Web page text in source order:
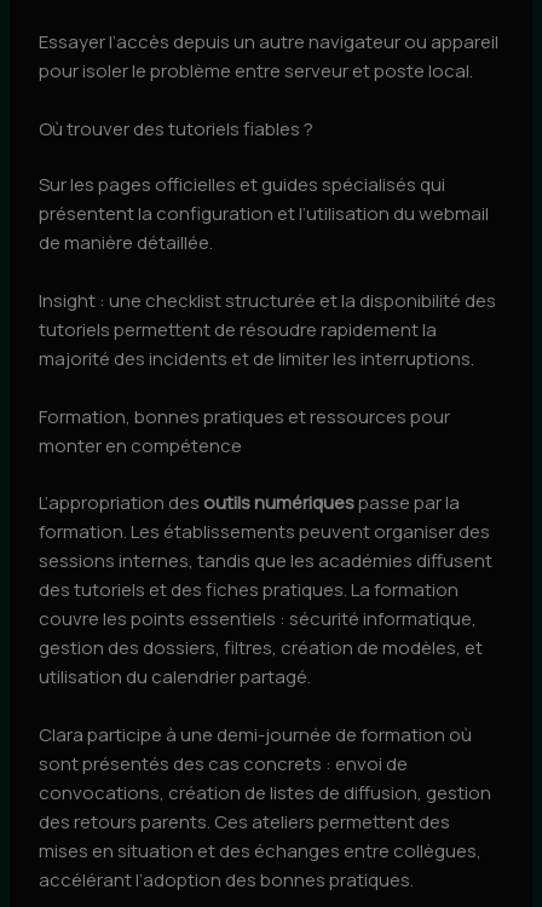
Essayer l’accès depuis un autre navigateur ou appareil
pour isoler le problème entre serveur et poste local.
Où trouver des tutoriels fiables ?
Sur les pages officielles et guides spécialisés qui
présentent la configuration et l’utilisation du webmail
de manière détaillée.
Insight : une checklist structurée et la disponibilité des
tutoriels permettent de résoudre rapidement la
majorité des incidents et de limiter les interruptions.
Formation, bonnes pratiques et ressources pour
monter en compétence
L’appropriation des outils numériquespasse par la
formation. Les établissements peuvent organiser des
sessions internes, tandis que les académies diffusent
des tutoriels et des fiches pratiques. La formation
couvre les points essentiels : sécurité informatique,
gestion des dossiers, filtres, création de modèles, et
utilisation du calendrier partagé.
Clara participe à une demi-journée de formation où
sont présentés des cas concrets : envoi de
convocations, création de listes de diffusion, gestion
des retours parents. Ces ateliers permettent des
mises en situation et des échanges entre collègues,
accélérant l’adoption des bonnes pratiques.